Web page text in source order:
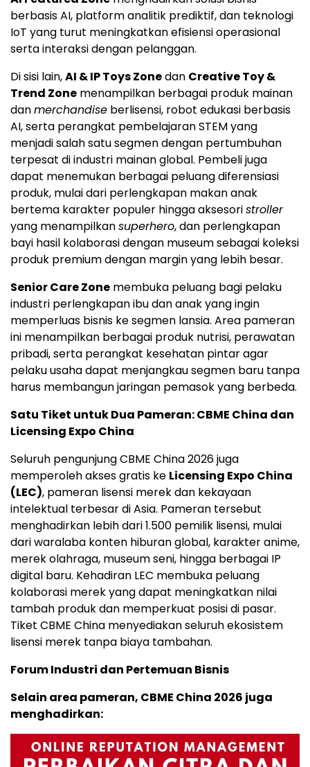
berbasis AI, platform analitik prediktif, dan teknologi
IoT yang turut meningkatkan efisiensi operasional
serta interaksi dengan pelanggan.
Di sisi lain,AI & IP Toys Zonedan Creative Toy &
Trend Zone menampilkan berbagai produk mainan
danmerchandise berlisensi, robot edukasi berbasis
AI, serta perangkat pembelajaran STEM yang
menjadi salah satu segmen dengan pertumbuhan
terpesat di industri mainan global. Pembeli juga
dapat menemukan berbagai peluang diferensiasi
produk, mulai dari perlengkapan makan anak
bertema karakter populer hingga aksesoristroller
yang menampilkansuperhero, dan perlengkapan
bayi hasil kolaborasi dengan museum sebagai koleksi
produk premium dengan margin yang lebih besar.
Senior Care Zone membuka peluang bagi pelaku
industri perlengkapan ibu dan anak yang ingin
memperluas bisnis ke segmen lansia. Area pameran
ini menampilkan berbagai produk nutrisi, perawatan
pribadi, serta perangkat kesehatan pintar agar
pelaku usaha dapat menjangkau segmen baru tanpa
harus membangun jaringan pemasok yang berbeda.
Satu Tiket untuk Dua Pameran: CBME China dan
Licensing Expo China
Seluruh pengunjung CBME China 2026 juga
memperoleh akses gratis ke Licensing Expo China
(LEC), pameran lisensi merek dan kekayaan
intelektual terbesar di Asia. Pameran tersebut
menghadirkan lebih dari 1.500 pemilik lisensi, mulai
dari waralaba konten hiburan global, karakter anime,
merek olahraga, museum seni, hingga berbagai IP
digital baru. Kehadiran LEC membuka peluang
kolaborasi merek yang dapat meningkatkan nilai
tambah produk dan memperkuat posisi di pasar.
Tiket CBME China menyediakan seluruh ekosistem
lisensi merek tanpa biaya tambahan.
Forum Industri dan Pertemuan Bisnis
Selain area pameran, CBME China 2026 juga
menghadirkan: